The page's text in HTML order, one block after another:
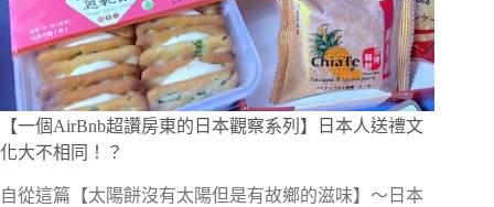
【一個AirBnb超讚房東的日本觀察系列】日本人送禮文
化大不相同！？
自從這篇【太陽餅沒有太陽但是有故鄉的滋味】〜日本